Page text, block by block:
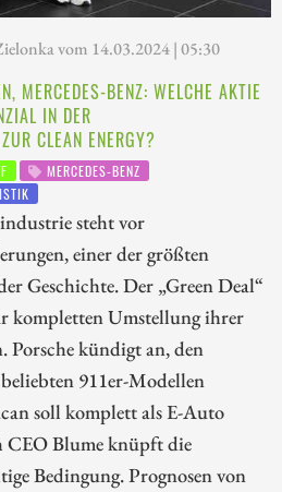
vom 14.03.2024 | 05:30
MERCEDES-BENZ: WELCHE AKTIE
IN DER
CLEAN ENERGY?
MERCEDES-BENZ
steht vor
einer der größten
Geschichte. Der „Green Deal“
kompletten Umstellung ihrer
Porsche kündigt an, den
911er-Modellen
soll komplett als E-Auto
CEO Blume knüpft die
Bedingung. Prognosen von